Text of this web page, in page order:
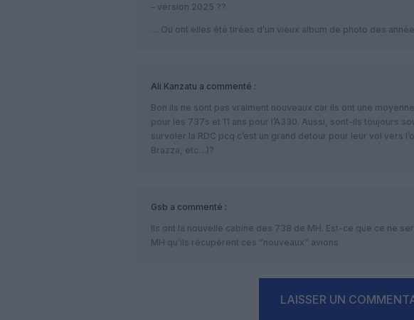
– version 2025 ??
… Ou ont elles été tirées d’un vieux album de photo des
Ali Kanzatu a commenté :
Bon ils ne sont pas vraiment nouveaux car ils ont une moyenne
pour les 737s et 11 ans pour l’A330. Aussi, sont-ils toujours
survoler la RDC pcq c’est un grand detour pour leur vol vers
Brazza, etc…)?
Gsb a commenté :
Ils ont la nouvelle cabine des 738 de MH. Est-ce que ce ne
MH qu’ils récupèrent ces “nouveaux” avions
LAISSER UN